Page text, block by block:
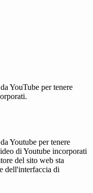
YouTube per tenere
Youtube per tenere
di Youtube incorporati
del sito web sta
dell'interfaccia di